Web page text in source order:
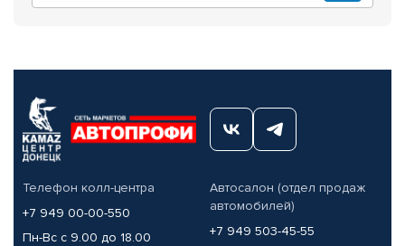
Телефон колл-центра
+7 949 00-00-550
Пн-Вс с 9.00 до 18.00
Автосалон (отдел продаж
автомобилей)
+7 949 503-45-55